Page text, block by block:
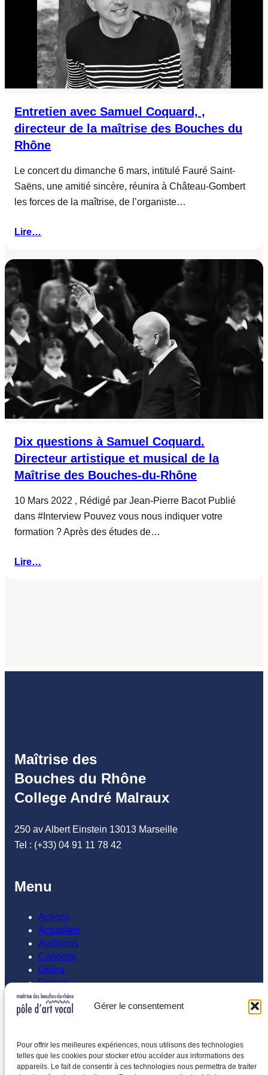
Gérer le consentement
Pour offrir les meilleures expériences, nous utilisons des technologies
telles que les cookies pour stocker et/ou accéder aux informations des
appareils. Le fait de consentir à ces technologies nous permettra de traiter
Entretien avec Samuel Coquard, ,
directeur de la maîtrise des Bouches du
Rhône
Le concert du dimanche 6 mars, intitulé Fauré Saint-
Saëns, une amitié sincère, réunira à Château-Gombert
les forces de la maîtrise, de l’organiste…
Lire…
Dix questions à Samuel Coquard.
Directeur artistique et musical de la
Maîtrise des Bouches-du-Rhône
10 Mars 2022 , Rédigé par Jean-Pierre Bacot Publié
dans #Interview Pouvez vous nous indiquer votre
formation ? Après des études de…
Lire…
Maîtrise des
Bouches du Rhône
College André Malraux
250 av Albert Einstein 13013 Marseille
Tel : (+33) 04 91 11 78 42
Menu
Actions
Actualités
Auditions
Concerts
Opéra
Presse
Abonnement
Inscrivez vous à notre newsletters
Saisissez votre adresse e-mail…